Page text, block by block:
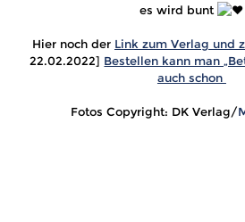
es wird bunt
Hier noch der Link zum Verlag und
22.02.2022] Bestellen kann man
auch schon
Fotos Copyright: DK Verlag/